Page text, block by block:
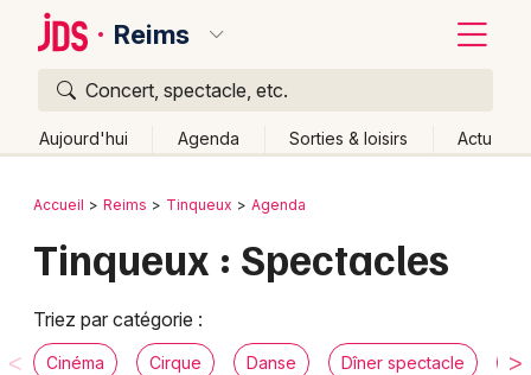
Reims
Concert, spectacle, etc.
Aujourd'hui Agenda Sorties & loisirs Actu
Publier un événement
Grands événements
Bordeaux
Lille
Retour
Accueil Reims Tinqueux Agenda
Tinqueux : Spectacles
Triez par catégorie :
Cinéma Cirque Danse Dîner spectacle
Quoi ?
Où ?
Partout
Près de moi Changer de lieu
Quand ?
Aujourd'hui
Demain Ce week-end Autre